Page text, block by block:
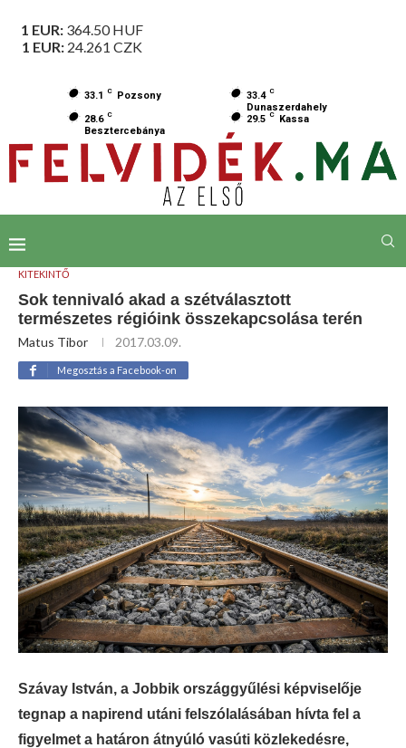
1 EUR: 364.50HUF
1 EUR: 24.261 CZK
33.1 C Pozsony 33.4 C
Dunaszerdahely
28.6 C
Besztercebánya
29.5 C Kassa
KITEKINTŐ
Sok tennivaló akad a szétválasztott
természetes régióink összekapcsolása terén
Matus Tibor 2017.03.09.
Megosztás a Facebook-on
Szávay István, a Jobbik országgyűlési képviselője
tegnap a napirend utáni felszólalásában hívta fel a
figyelmet a határon átnyúló vasúti közlekedésre,